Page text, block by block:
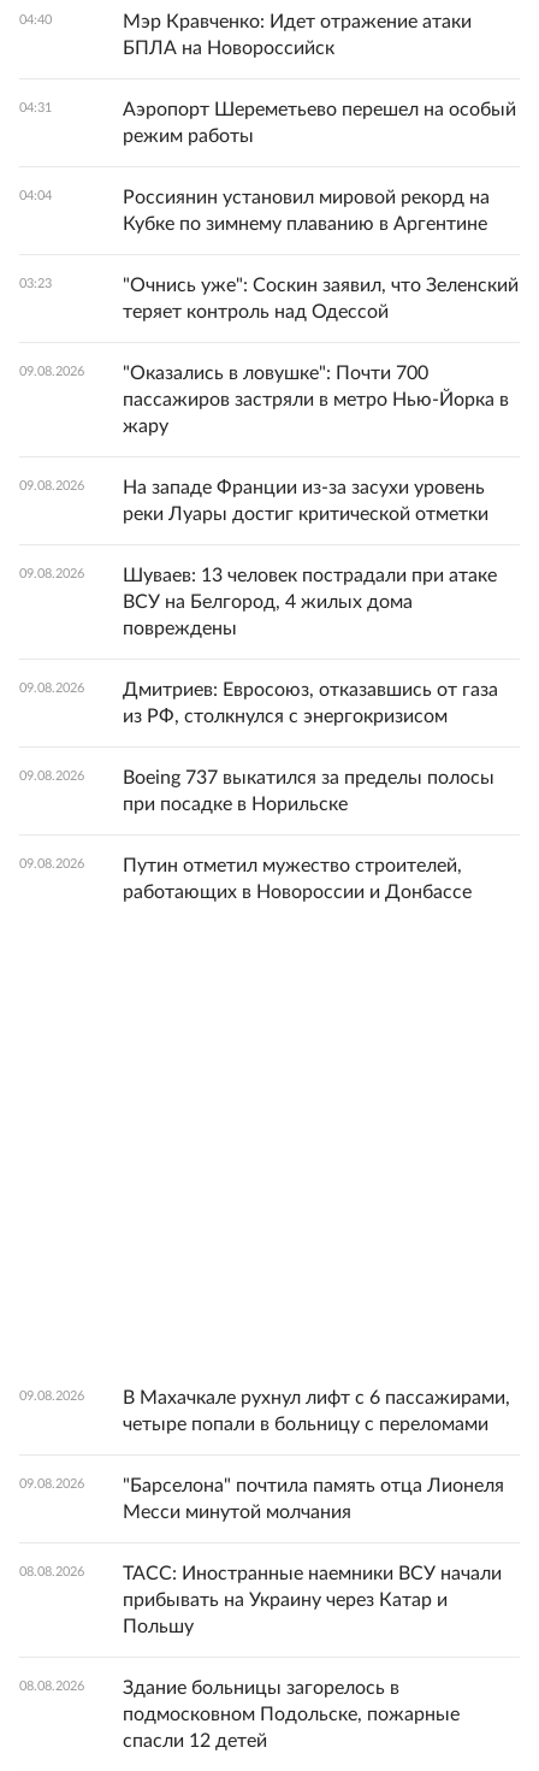
04:40
Мэр Кравченко: Идет отражение атаки
БПЛА на Новороссийск
04:31
Аэропорт Шереметьево перешел на особый
режим работы
04:04
Россиянин установил мировой рекорд на
Кубке по зимнему плаванию в Аргентине
03:23
"Очнись уже": Соскин заявил, что Зеленский
теряет контроль над Одессой
09.08.2026
"Оказались в ловушке": Почти 700
пассажиров застряли в метро Нью-Йорка в
жару
09.08.2026
На западе Франции из-за засухи уровень
реки Луары достиг критической отметки
09.08.2026
Шуваев: 13 человек пострадали при атаке
ВСУ на Белгород, 4 жилых дома
повреждены
09.08.2026
Дмитриев: Евросоюз, отказавшись от газа
из РФ, столкнулся с энергокризисом
09.08.2026
Boeing 737 выкатился за пределы полосы
при посадке в Норильске
09.08.2026
Путин отметил мужество строителей,
работающих в Новороссии и Донбассе
09.08.2026
В Махачкале рухнул лифт с 6 пассажирами,
четыре попали в больницу с переломами
09.08.2026
"Барселона" почтила память отца Лионеля
Месси минутой молчания
08.08.2026
ТАСС: Иностранные наемники ВСУ начали
прибывать на Украину через Катар и
Польшу
08.08.2026
Здание больницы загорелось в
подмосковном Подольске, пожарные
спасли 12 детей